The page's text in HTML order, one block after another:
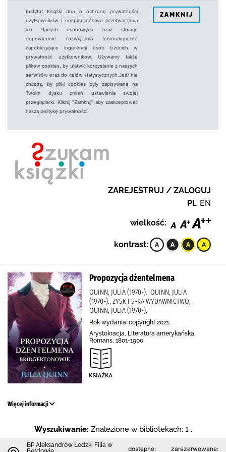
Instytut Książki dba o ochronę prywatności
użytkowników i bezpieczeństwo przetwarzania
ich danych osobowych oraz stosuje
odpowiednie rozwiązania technologiczne
zapobiegające ingerencji osób trzecich w
prywatność użytkowników. Używamy także
plików cookies, by ułatwić korzystanie z naszych
serwisów oraz do celów statystycznych.Jeśli nie
chcesz, by pliki cookies były zapisywane na
Twoim dysku zmień ustawienia swojej
przeglądarki. Kliknij "Zamknij" aby zaakceptować
naszą politykę prywatności.
ZAMKNIJ
ZAREJESTRUJ / ZALOGUJ
PL EN
wielkość:
kontrast:
Propozycja dżentelmena
QUINN, JULIA (1970-)., QUINN, JULIA
(1970-)., ZYSK I S-KA WYDAWNICTWO,
QUINN, JULIA (1970-).
Rok wydania: copyright 2021.
Arystokracja, Literatura amerykańska,
Romans, 1801-1900
Więcej informacji
Wyszukiwanie: Znalezione w bibliotekach: 1 .
BP Aleksandrów Łodzki Filia w
dostępne: zarezerwowane: